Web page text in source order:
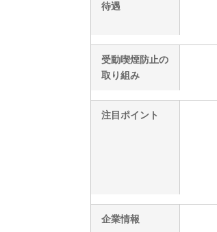
待遇
受動喫煙防止の
取り組み
注目ポイント
企業情報